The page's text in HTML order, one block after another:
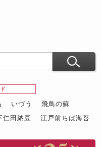
いづう
飛鳥の蘇
仁田納豆
江戸前ちば海苔